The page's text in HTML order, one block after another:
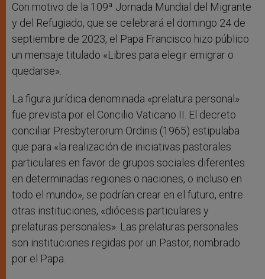
Con motivo de la 109ª Jornada Mundial del Migrante
y del Refugiado, que se celebrará el domingo 24 de
septiembre de 2023, el Papa Francisco hizo público
un mensaje titulado «Libres para elegir emigrar o
quedarse».
La figura jurídica denominada «prelatura personal»
fue prevista por el Concilio Vaticano II. El decreto
conciliar Presbyterorum Ordinis (1965) estipulaba
que para «la realización de iniciativas pastorales
particulares en favor de grupos sociales diferentes
en determinadas regiones o naciones, o incluso en
todo el mundo», se podrían crear en el futuro, entre
otras instituciones, «diócesis particulares y
prelaturas personales». Las prelaturas personales
son instituciones regidas por un Pastor, nombrado
por el Papa.